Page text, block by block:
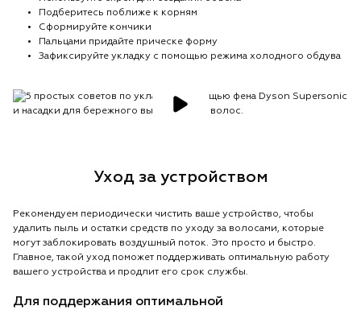
Подберитесь поближе к корням
Сформируйте кончики
Пальцами придайте прическе форму
Зафиксируйте укладку с помощью режима холодного обдува
Уход за устройством
Рекомендуем периодически чистить ваше устройство, чтобы
удалить пыль и остатки средств по уходу за волосами, которые
могут заблокировать воздушный поток. Это просто и быстро.
Главное, такой уход поможет поддерживать оптимальную работу
вашего устройства и продлит его срок службы.
Для поддержания оптимальной